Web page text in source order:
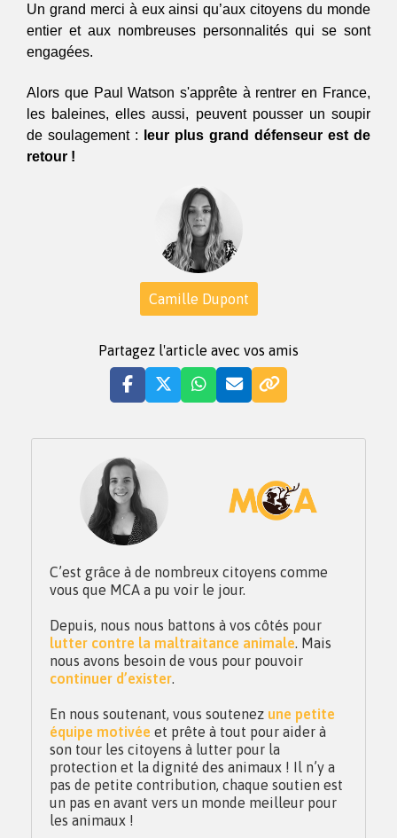
Un grand merci à eux ainsi qu’aux citoyens du monde
entier et aux nombreuses personnalités qui se sont
engagées.
Alors que Paul Watson s'apprête à rentrer en France,
les baleines, elles aussi, peuvent pousser un soupir
de soulagement : leur plus grand défenseur est de
retour !
Camille Dupont
Partagez l'article avec vos amis
C’est grâce à de nombreux citoyens comme
vous que MCA a pu voir le jour.
Depuis, nous nous battons à vos côtés pour
lutter contre la maltraitance animale. Mais
nous avons besoin de vous pour pouvoir
continuer d’exister.
En nous soutenant, vous soutenez une petite
équipe motivée et prête à tout pour aider à
son tour les citoyens à lutter pour la
protection et la dignité des animaux ! Il n’y a
pas de petite contribution, chaque soutien est
un pas en avant vers un monde meilleur pour
les animaux !